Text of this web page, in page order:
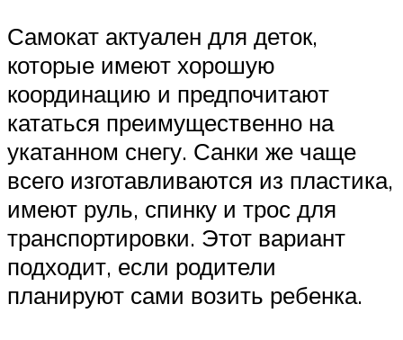
Самокат актуален для деток,
которые имеют хорошую
координацию и предпочитают
кататься преимущественно на
укатанном снегу. Санки же чаще
всего изготавливаются из пластика,
имеют руль, спинку и трос для
транспортировки. Этот вариант
подходит, если родители
планируют сами возить ребенка.